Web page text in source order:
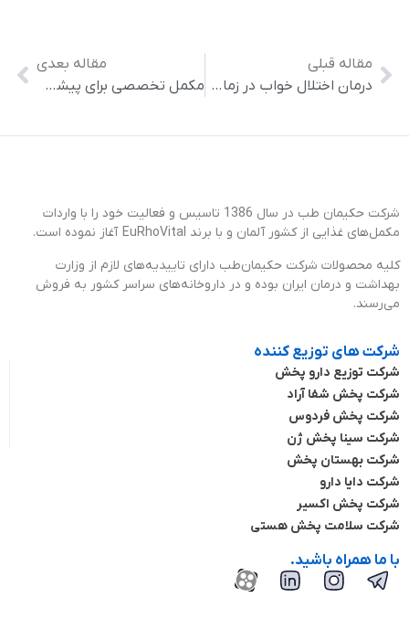
مقاله قبلی
درمان اختلال خواب در زمان اضطراب
مقاله بعدی
مکمل تخصصی برای پیشگیری و کمک به درمان کم‌کاری تیروئید
شرکت حکیمان طب در سال 1386 تاسیس و فعالیت خود را با واردات
مکمل‌های غذایی از کشور آلمان و با برند EuRhoVital آغاز نموده است.
کلیه محصولات شرکت حکیمان‌طب دارای تاییدیه‌های لازم از وزارت
بهداشت و درمان ایران بوده و در داروخانه‌های سراسر کشور به فروش
می‌رسند.
شرکت های توزیع کننده
شرکت توزیع دارو پخش
شرکت پخش شفا آراد
شرکت پخش فردوس
شرکت سینا پخش ژن
شرکت بهستان پخش
شرکت دایا دارو
شرکت پخش اکسیر
شرکت سلامت پخش هستی
با ما همراه باشید.